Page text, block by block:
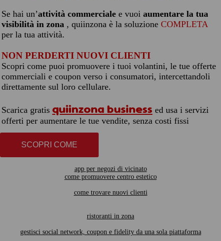
Se hai un’attività commerciale e vuoi aumentare la tua
visibilità in zona , quiinzona è la soluzione COMPLETA
per la tua attività.
NON PERDERTI NUOVI CLIENTI
Scopri come puoi promuovere i tuoi volantini, le tue offerte
commerciali e coupon verso i consumatori, intercettandoli
direttamente sul loro cellulare.
Scarica gratis quiinzona business ed usa i servizi
offerti per aumentare le tue vendite, senza costi fissi
SCOPRI COME
app per negozi di vicinato
come promuovere centro estetico
come trovare nuovi clienti
ristoranti in zona
gestisci social network, coupon e fidelity da una sola piattaforma